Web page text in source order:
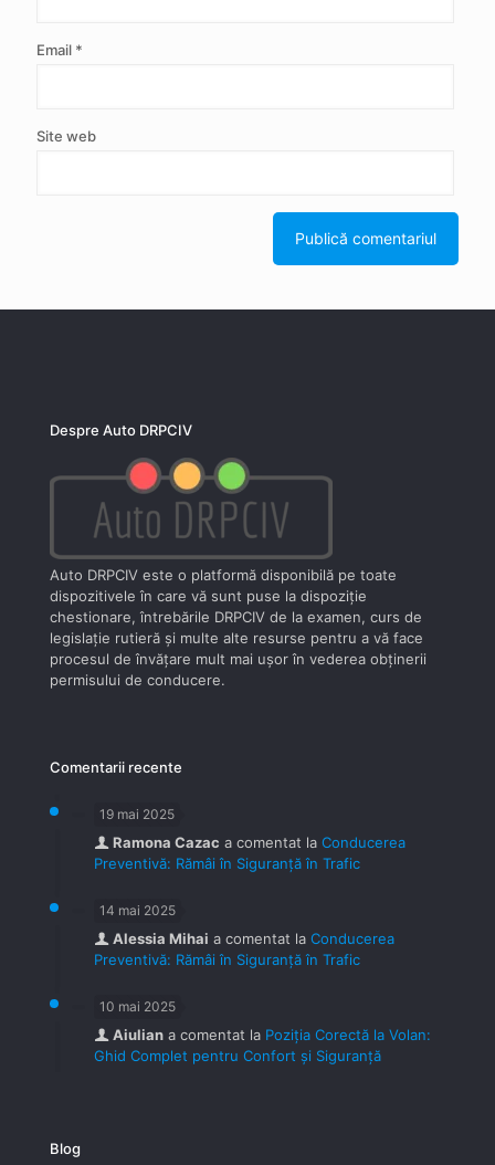
Email *
Site web
Despre Auto DRPCIV
Auto DRPCIV este o platformă disponibilă pe toate
dispozitivele în care vă sunt puse la dispoziţie
chestionare, întrebările DRPCIV de la examen, curs de
legislaţie rutieră şi multe alte resurse pentru a vă face
procesul de învăţare mult mai uşor în vederea obţinerii
permisului de conducere.
Comentarii recente
19 mai 2025
Ramona Cazac a comentat la Conducerea
Preventivă: Rămâi în Siguranță în Trafic
14 mai 2025
Alessia Mihai a comentat la Conducerea
Preventivă: Rămâi în Siguranță în Trafic
10 mai 2025
Aiulian a comentat la Poziția Corectă la Volan:
Ghid Complet pentru Confort și Siguranță
Blog